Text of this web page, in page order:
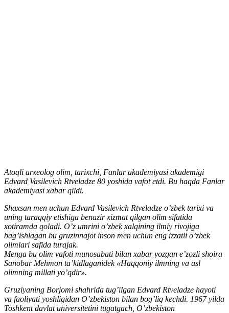
Atoqli arxeolog olim, tarixchi, Fanlar akademiyasi akademigi
Edvard Vasilevich Rtveladze 80 yoshida vafot etdi. Bu haqda Fanlar
akademiyasi xabar qildi.
Shaxsan men uchun Edvard Vasilevich Rtveladze o’zbek tarixi va
uning taraqqiy etishiga benazir xizmat qilgan olim sifatida
xotiramda qoladi. O’z umrini o’zbek xalqining ilmiy rivojiga
bag’ishlagan bu gruzinnajot inson men uchun eng izzatli o’zbek
olimlari safida turajak.
Menga bu olim vafoti munosabati bilan xabar yozgan e’zozli shoira
Sanobar Mehmon ta’kidlaganidek «Haqqoniy ilmning va asl
olimning millati yo’qdir».
Gruziyaning Borjomi shahrida tug’ilgan Edvard Rtveladze hayoti
va faoliyati yoshligidan O’zbekiston bilan bog’liq kechdi. 1967 yilda
Toshkent davlat universitetini tugatgach, O’zbekiston